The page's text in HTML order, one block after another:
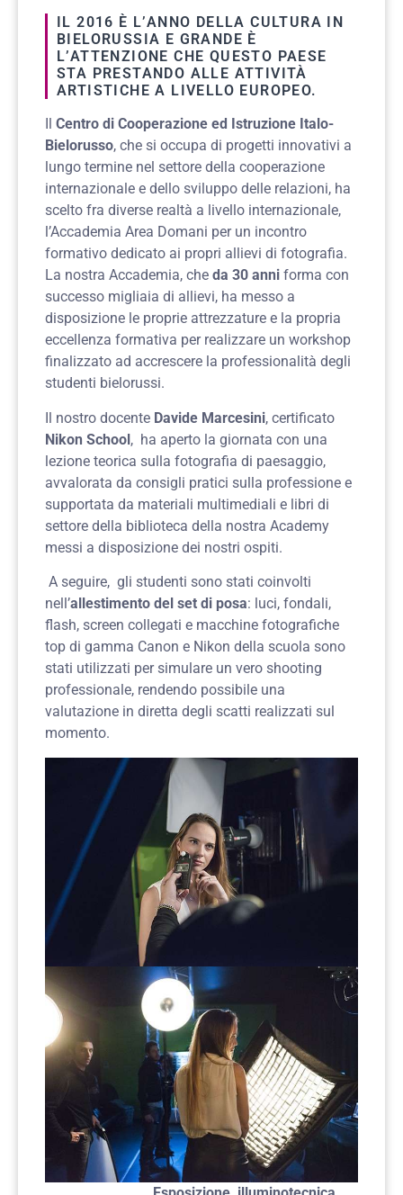
IL 2016 È L’ANNO DELLA CULTURA IN
BIELORUSSIA E GRANDE È
L’ATTENZIONE CHE QUESTO PAESE
STA PRESTANDO ALLE ATTIVITÀ
ARTISTICHE A LIVELLO EUROPEO.
Centro di Cooperazione ed Istruzione Italo-
Bielorusso, che si occupa di progetti innovativi a
lungo termine nel settore della cooperazione
internazionale e dello sviluppo delle relazioni, ha
scelto fra diverse realtà a livello internazionale,
l’Accademia Area Domani per un incontro
formativo dedicato ai propri allievi di fotografia.
La nostra Accademia, che da 30 anni forma con
successo migliaia di allievi, ha messo a
disposizione le proprie attrezzature e la propria
eccellenza formativa per realizzare un workshop
finalizzato ad accrescere la professionalità degli
studenti bielorussi.
Il nostro docente Davide Marcesini, certificato
Nikon School, ha aperto la giornata con una
lezione teorica sulla fotografia di paesaggio,
avvalorata da consigli pratici sulla professione e
supportata da materiali multimediali e libri di
settore della biblioteca della nostra Academy
messi a disposizione dei nostri ospiti.
A seguire, gli studenti sono stati coinvolti
nell’allestimento del set di posa: luci, fondali,
flash, screen collegati e macchine fotografiche
top di gamma Canon e Nikon della scuola sono
stati utilizzati per simulare un vero shooting
professionale, rendendo possibile una
valutazione in diretta degli scatti realizzati sul
momento.